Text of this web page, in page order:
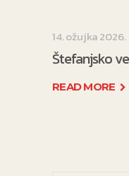
14. ožujka 2026.
Štefanjsko
READ MORE